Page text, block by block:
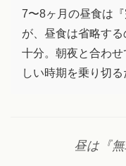
7〜8ヶ月の昼食は
が、昼食は省略す
十分。朝夜と合わ
しい時期を乗り切る
昼は『